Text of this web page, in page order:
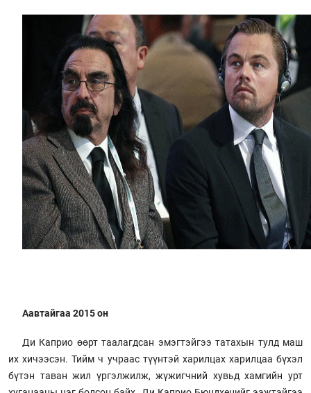
Аавтайгаа 2015 он
Ди Каприо өөрт таалагдсан эмэгтэйгээ татахын тулд маш
их хичээсэн. Тийм ч учраас түүнтэй харилцах харилцаа бүхэл
бүтэн таван жил үргэлжилж, жүжигчний хувьд хамгийн урт